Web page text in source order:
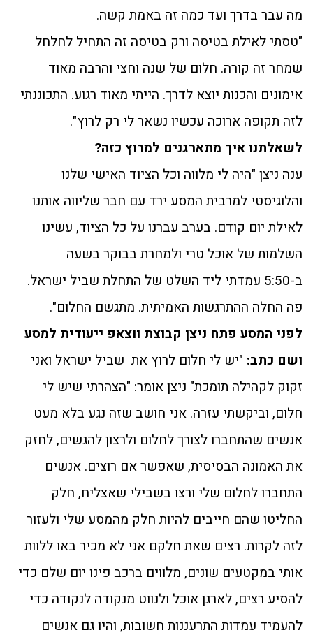
מה עבר בדרך ועד כמה זה באמת קשה.
"טסתי לאילת בטיסה ורק בטיסה זה התחיל לחלחל
שמחר זה קורה. חלום של שנה וחצי והרבה מאוד
אימונים והכנות יוצא לדרך. הייתי מאוד רגוע. התכוננתי
לזה תקופה ארוכה עכשיו נשאר לי רק לרוץ".
לשאלתנו איך מתארגנים למרוץ כזה?
ענה ניצן "היה לי מלווה וכל הציוד האישי שלנו
והלוגיסטי למרבית המסע ירד עם חבר שליווה אותנו
לאילת יום קודם. בערב עברנו על כל הציוד, עשינו
השלמות של אוכל טרי ולמחרת בבוקר בשעה
ב-5:50 עמדתי ליד השלט של התחלת שביל ישראל.
פה החלה ההתרגשות האמיתית. מתגשם החלום".
לפני המסע פתח ניצן קבוצת ווצאפ ייעודית למסע
ושם כתב: "יש לי חלום לרוץ את שביל ישראל ואני
זקוק לקהילה תומכת" ניצן אומר: "הצהרתי שיש לי
חלום, וביקשתי עזרה. אני חושב שזה נגע בלא מעט
אנשים שהתחברו לצורך לחלום ולרצון להגשים, לחזק
את האמונה הבסיסית, שאפשר אם רוצים. אנשים
התחברו לחלום שלי ורצו בשבילי שאצליח, חלק
החליטו שהם חייבים להיות חלק מהמסע שלי ולעזור
לזה לקרות. רצים שאת חלקם אני לא מכיר באו ללוות
אותי במקטעים שונים, מלווים ברכב פינו יום שלם כדי
להסיע רצים, לארגן אוכל ולנווט מנקודה לנקודה כדי
להעמיד עמדות התרעננות חשובות, והיו גם אנשים